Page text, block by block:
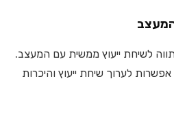
המעצב
לשיחת ייעוץ ממשית עם המעצב.
לערוך שיחת ייעוץ והיכרות